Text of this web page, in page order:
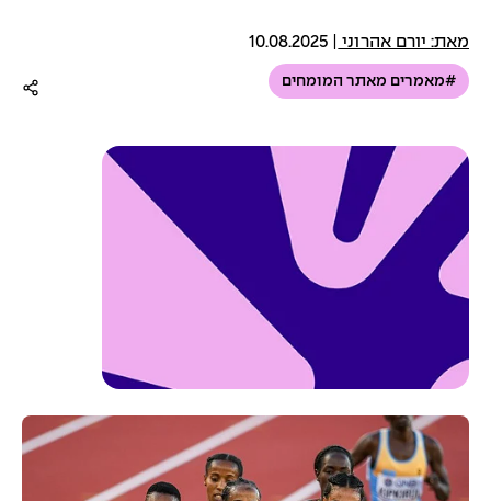
מאת: יורם אהרוני 10.08.2025
#מאמרים מאתר המומחים